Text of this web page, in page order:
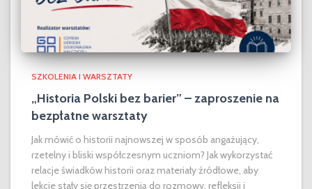
SZKOLENIA I WARSZTATY
„Historia Polski bez barier” – zaproszenie na
bezpłatne warsztaty
Jak mówić o historii najnowszej w sposób angażujący,
rzetelny i bliski współczesnym uczniom? Jak wykorzystać
relacje świadków historii oraz materiały źródłowe, aby
lekcje stały się przestrzenią do rozmowy, refleksji i